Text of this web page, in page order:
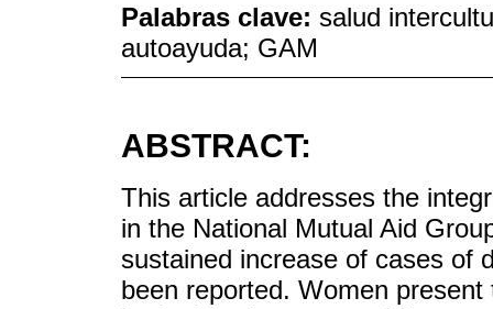
Palabras clave: salud
autoayuda; GAM
ABSTRACT:
This article addresses the
in the National Mutual Aid
sustained increase of cases of
been reported. Women